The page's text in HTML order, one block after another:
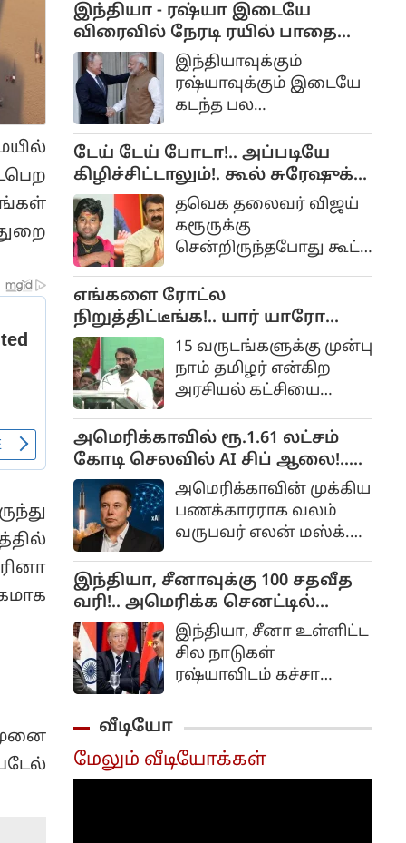
இந்தியா - ரஷ்யா இடையே
விரைவில் நேரடி ரயில் பாதை
திட்டம்?!..
இந்தியாவுக்கும்
ரஷ்யாவுக்கும் இடையே
கடந்த பல
நல்லுறவு நீடித்து
வருகிறது. ரஷ்யாவோடு
பல வர்த்தகங்களையும்
இந்தியா செய்து
வருகிறது. குறிப்பாக
ரஷ்யாவிடமிருந்து
நிறைய கச்சா
எண்ணெய்களை
இந்தியா வாங்குகிறது.
டேய் டேய் போடா!.. அப்படியே
கிழிச்சிட்டாலும்!. கூல் சுரேஷுக்கு
சீமான் பதிலடி!...தவெக தலைவர் விஜய்
கரூருக்கு
சென்றிருந்தபோது கூட்ட
சிக்கி 41 பேர்
உயிரிழந்தனர். விஜய்
முதலமைச்சரான பின்
பாதிக்கப்பட்ட அந்த
குடும்பத்தினரில் 31
பேருக்கு அரசு பணி
கொடுத்தார்.
எங்களை ரோட்ல
நிறுத்திட்டீங்க!.. யார் யாரோயோ
கோட்டைக்கு அனுப்பிட்டீங்க!.
சீமான் கோபம்!..
15 வருடங்களுக்கு முன்பு
நாம் தமிழர் என்கிற
அரசியல் கட்சியை
அமெரிக்காவில் ரூ.1.61 லட்சம்
கோடி செலவில் AI சிப் ஆலை!..
எலன் மஸ்க் பிளான் என்ன?..
அமெரிக்காவின் முக்கிய
பணக்காரராக வலம்
வருபவர் எலன் மஸ்க்.
போன்ற துறைகளில்
இவர் பல ஆயிரம் கோடி
முதலீடு
செய்திருக்கிறார். பல
புதிய விஷயங்களை
இவர் அறிமுகம் செய்து
இந்தியா, சீனாவுக்கு 100 சதவீத
வரி!.. அமெரிக்க செனட்டில்
நிறைவேறிய மசோதா!..
இந்தியா, சீனா உள்ளிட்ட
சில நாடுகள்
ரஷ்யாவிடம் கச்சா
விரும்பவில்லை.
வீடியோ
மேலும் வீடியோக்கள்